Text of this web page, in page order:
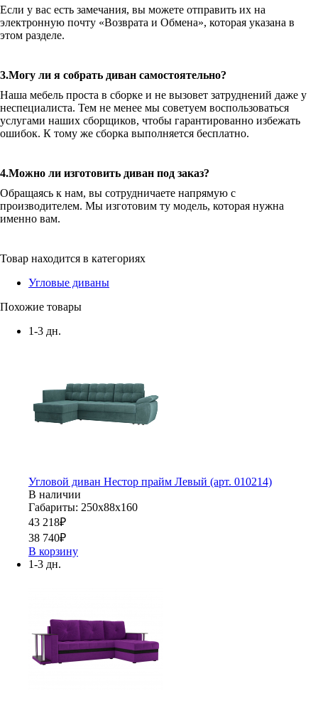
Если у вас есть замечания, вы можете отправить их на
электронную почту «Возврата и Обмена», которая указана в
этом разделе.
3.Могу ли я собрать диван самостоятельно?
Наша мебель проста в сборке и не вызовет затруднений даже у
неспециалиста. Тем не менее мы советуем воспользоваться
услугами наших сборщиков, чтобы гарантированно избежать
ошибок. К тому же сборка выполняется бесплатно.
4.Можно ли изготовить диван под заказ?
Обращаясь к нам, вы сотрудничаете напрямую с
производителем. Мы изготовим ту модель, которая нужна
именно вам.
Товар находится в категориях
Угловые диваны
Похожие товары
1-3 дн.
Угловой диван Нестор прайм Левый (арт. 010214)
В наличии
Габариты: 250х88х160
43 218₽
38 740₽
В корзину
1-3 дн.